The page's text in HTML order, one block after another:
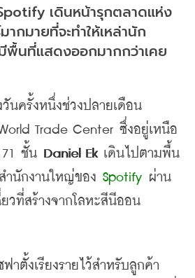
เดินหน้ารุกตลาดแห่ง
กมายที่จะทำให้เหล่านัก
พื้นที่แสดงออกมากกว่าเคย
นครั้งหนึ่งช่วงปลายเดือน
Trade Center ซึ่งอยู่เหนือ
71 ชั้น Daniel Ek เดินไปตามพื้น
ำนักงานใหญ่ของ Spotify ผ่าน
วที่สร้างจากโลหะสีนีออน
ฟาตั้งเรียงรายไว้สำหรับลูกค้า